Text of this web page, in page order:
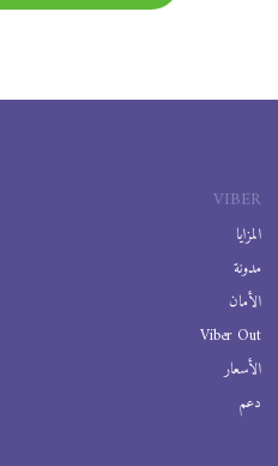
VIBER
المزايا
مدونة
الأمان
Viber Out
الأسعار
دعم